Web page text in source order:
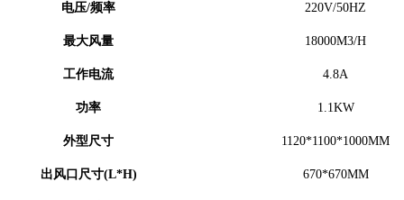
电压/频率 220V/50HZ
最大风量 18000M3/H
工作电流 4.8A
功率 1.1KW
外型尺寸 1120*1100*1000MM
出风口尺寸(L*H) 670*670MM